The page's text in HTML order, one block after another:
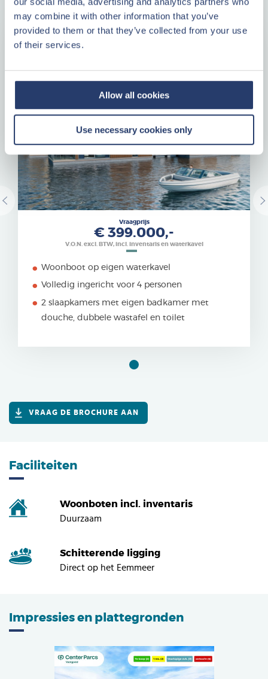
may combine it with other information that you’ve
provided to them or that they’ve collected from your use
of their services.
Allow all cookies
Use necessary cookies only
Vraagprijs
€ 399.000,-
V.O.N. excl. BTW, incl. inventaris en waterkavel
Woonboot op eigen waterkavel
Volledig ingericht voor 4 personen
2 slaapkamers met eigen badkamer met
douche, dubbele wastafel en toilet
VRAAG DE BROCHURE AAN
Faciliteiten
Woonboten incl. inventaris
Duurzaam
Schitterende ligging
Direct op het Eemmeer
Impressies en plattegronden